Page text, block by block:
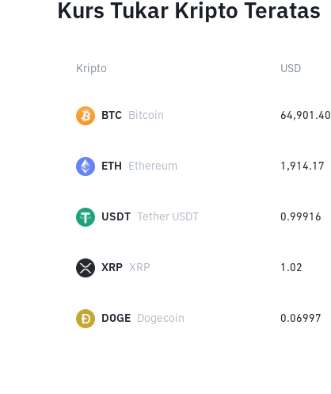
Kurs Tukar Kripto Teratas
Kripto USD
BTC Bitcoin 64,901.40
ETH Ethereum 1,914.17
USDT Tether USDT 0.99916
XRP XRP 1.02
DOGE Dogecoin 0.06997